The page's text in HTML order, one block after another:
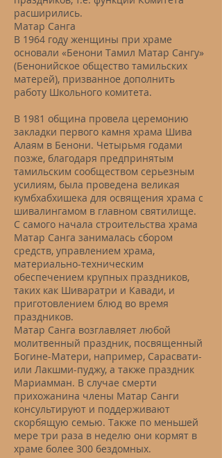
расширились.
Матар Санга
В 1964 году женщины при храме
основали «Бенони Тамил Матар Сангу»
(Бенонийское общество тамильских
матерей), призванное дополнить
работу Школьного комитета.
В 1981 община провела церемонию
закладки первого камня храма Шива
Алаям в Бенони. Четырьмя годами
позже, благодаря предпринятым
тамильским сообществом серьезным
усилиям, была проведена великая
кумбхабхишека для освящения храма с
шивалингамом в главном святилище.
С самого начала строительства храма
Матар Санга занималась сбором
средств, управлением храма,
материально-техническим
обеспечением крупных праздников,
таких как Шиваратри и Кавади, и
приготовлением блюд во время
праздников.
Матар Санга возглавляет любой
молитвенный праздник, посвященный
Богине-Матери, например, Сарасвати-
или Лакшми-пуджу, а также праздник
Мариамман. В случае смерти
прихожанина члены Матар Санги
консультируют и поддерживают
скорбящую семью. Также по меньшей
мере три раза в неделю они кормят в
храме более 300 бездомных.